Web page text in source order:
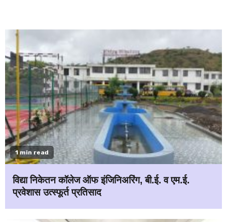
1 min read
विद्या निकेतन कॉलेज ऑफ इंजिनिअरिंग, बी.ई. व एम.ई.
प्रवेशास उत्स्फूर्त प्रतिसाद